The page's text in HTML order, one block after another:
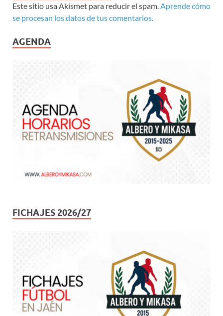
Este sitio usa Akismet para reducir el spam. Aprende cómo
se procesan los datos de tus comentarios.
AGENDA
FICHAJES 2026/27